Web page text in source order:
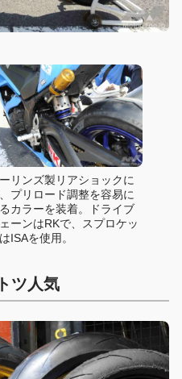
リンズ製リアショックに
プリロード調整を容易に
カラーを装着。ドライブ
ーンはRKで、スプロケッ
ISAを使用。
ツ人気